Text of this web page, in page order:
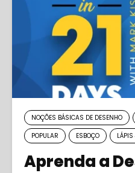
NOÇÕES BÁSICAS DE DESENHO
POPULAR
ESBOÇO